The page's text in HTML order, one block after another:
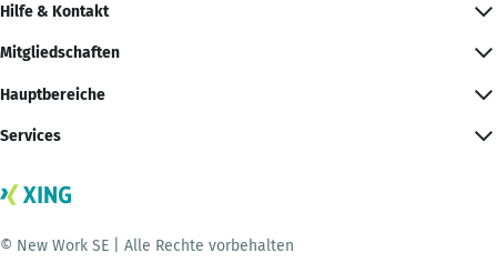
Hilfe & Kontakt
Mitgliedschaften
Hauptbereiche
Services
© New Work SE | Alle Rechte vorbehalten